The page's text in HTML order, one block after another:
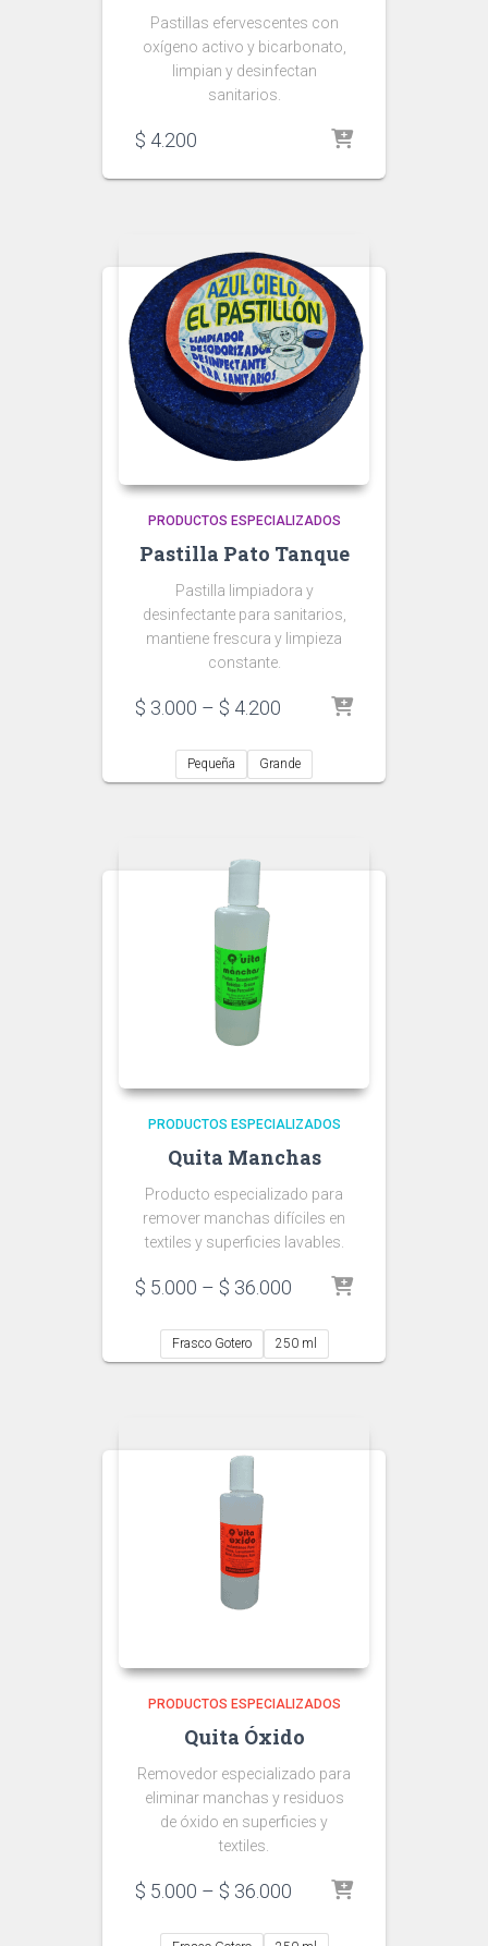
Pastillas efervescentes con
oxígeno activo y bicarbonato,
limpian y desinfectan
sanitarios.
$ 4.200
PRODUCTOS ESPECIALIZADOS
Pastilla Pato Tanque
Pastilla limpiadora y
desinfectante para sanitarios,
mantiene frescura y limpieza
constante.
$ 3.000 – $ 4.200
$ 3.000
through
Pequeña Grande
PRODUCTOS ESPECIALIZADOS
Quita Manchas
Producto especializado para
remover manchas difíciles en
textiles y superficies lavables.
$ 5.000 – $ 36.000 Price
$ 5.000
through
Frasco Gotero 250 ml
PRODUCTOS ESPECIALIZADOS
Quita Óxido
Removedor especializado para
eliminar manchas y residuos
de óxido en superficies y
textiles.
$ 5.000 – $ 36.000 Price
$ 5.000